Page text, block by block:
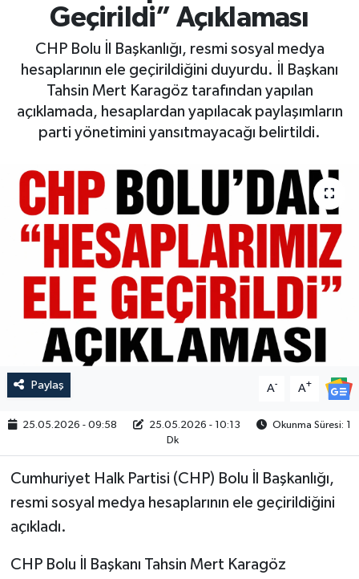
Geçirildi” Açıklaması
CHP Bolu İl Başkanlığı, resmi sosyal medya
hesaplarının ele geçirildiğini duyurdu. İl Başkanı
Tahsin Mert Karagöz tarafından yapılan
açıklamada, hesaplardan yapılacak paylaşımların
parti yönetimini yansıtmayacağı belirtildi.
Paylaş A- A+
25.05.2026 - 09:58 25.05.2026 - 10:13
Okunma Süresi: 1
Dk
Cumhuriyet Halk Partisi (CHP) Bolu İl Başkanlığı,
resmi sosyal medya hesaplarının ele geçirildiğini
açıkladı.
CHP Bolu İl Başkanı Tahsin Mert Karagöz